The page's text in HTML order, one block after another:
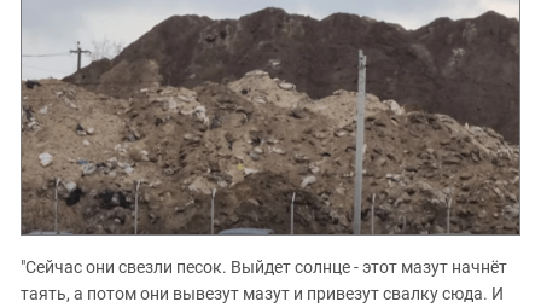
"Сейчас они свезли песок. Выйдет солнце - этот мазут начнёт
таять, а потом они вывезут мазут и привезут свалку сюда. И